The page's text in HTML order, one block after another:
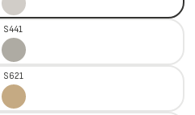
S441
S621